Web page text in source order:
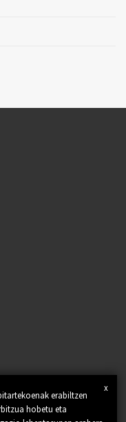
x
erabiltzen
hobetu eta